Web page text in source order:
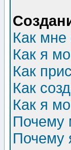
Как мне
Как я
Как
Как
Как я
Почему
Почему